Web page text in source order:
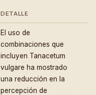
DETALLE
El uso de
combinaciones que
incluyen Tanacetum
vulgare ha mostrado
una reducción en la
percepción de